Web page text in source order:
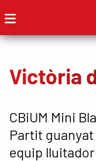
Victòria
CBiUM Mini
Partit
equip